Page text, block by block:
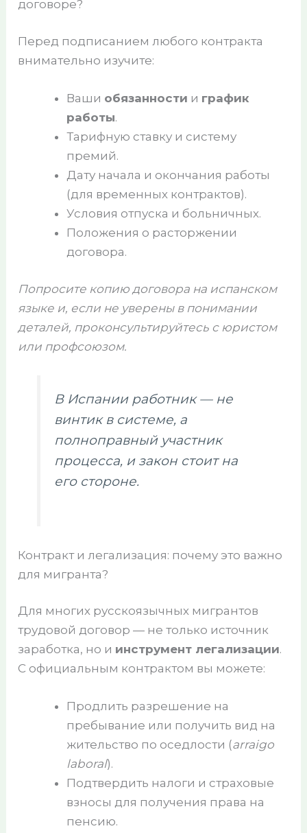
договоре?
Перед подписанием любого контракта
внимательно изучите:
Ваши обязанности и график
работы.
Тарифную ставку и систему
премий.
Дату начала и окончания работы
(для временных контрактов).
Условия отпуска и больничных.
Положения о расторжении
договора.
Попросите копию договора на испанском
языке и, если не уверены в понимании
деталей, проконсультируйтесь с юристом
или профсоюзом.
В Испании работник — не
винтик в системе, а
полноправный участник
процесса, и закон стоит на
его стороне.
Контракт и легализация: почему это важно
для мигранта?
Для многих русскоязычных мигрантов
трудовой договор — не только источник
заработка, но и инструмент легализации.
С официальным контрактом вы можете:
Продлить разрешение на
пребывание или получить вид на
жительство по оседлости (arraigo
laboral).
Подтвердить налоги и страховые
взносы для получения права на
пенсию.